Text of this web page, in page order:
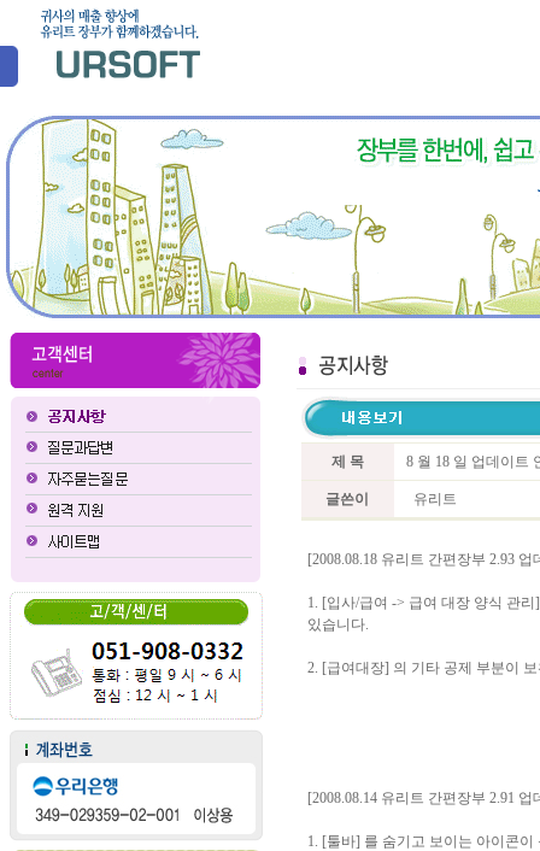
제 목 8 월 18 일 업데이트
글쓴이 유리트
[2008.08.18 유리트 간편장부 2.93 업
1. [입사/급여 -> 급여 대장 양식 관
있습니다.
2. [급여대장] 의 기타 공제 부분이
[2008.08.14 유리트 간편장부 2.91 업
1. [툴바] 를 숨기고 보이는 아이콘